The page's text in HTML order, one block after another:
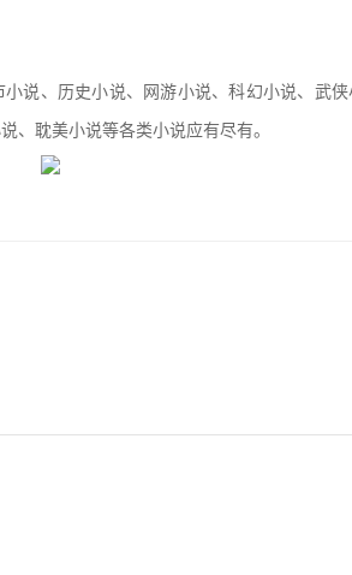
说、历史小说、网游小说、科幻小说、武
、耽美小说等各类小说应有尽有。